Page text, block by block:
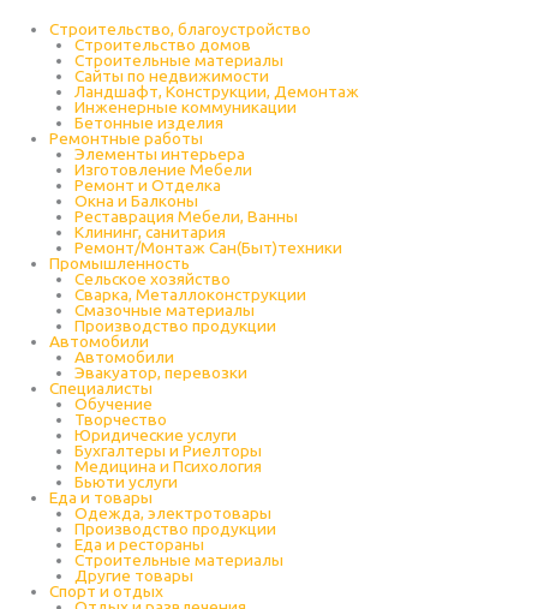
Строительство, благоустройство
Строительство домов
Строительные материалы
Сайты по недвижимости
Ландшафт, Конструкции, Демонтаж
Инженерные коммуникации
Бетонные изделия
Ремонтные работы
Элементы интерьера
Изготовление Мебели
Ремонт и Отделка
Окна и Балконы
Реставрация Мебели, Ванны
Клининг, санитария
Ремонт/Монтаж Сан(Быт)техники
Промышленность
Cельское хозяйство
Сварка, Металлоконструкции
Cмазочные материалы
Производство продукции
Автомобили
Автомобили
Эвакуатор, перевозки
Специалисты
Обучение
Творчество
Юридические услуги
Бухгалтеры и Риелторы
Медицина и Психология
Бьюти услуги
Еда и товары
Одежда, электротовары
Производство продукции
Еда и рестораны
Строительные материалы
Другие товары
Спорт и отдых